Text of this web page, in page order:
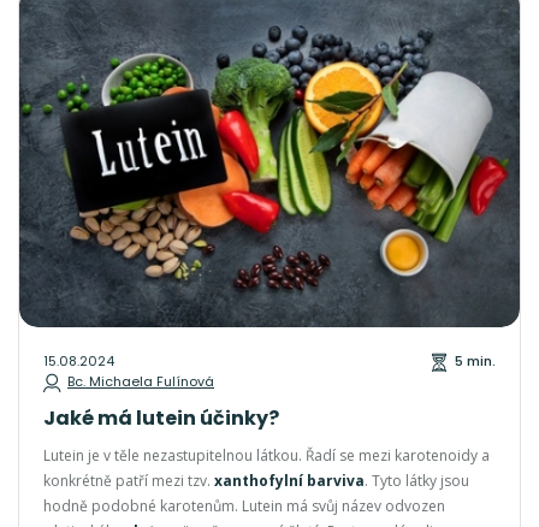
15.08.2024
Bc. Michaela Fulínová
5 min.
Jaké má lutein účinky?
Lutein je v těle nezastupitelnou látkou. Řadí se mezi karotenoidy a
konkrétně patří mezi tzv. xanthofylní barviva. Tyto látky jsou
hodně podobné karotenům. Lutein má svůj název odvozen